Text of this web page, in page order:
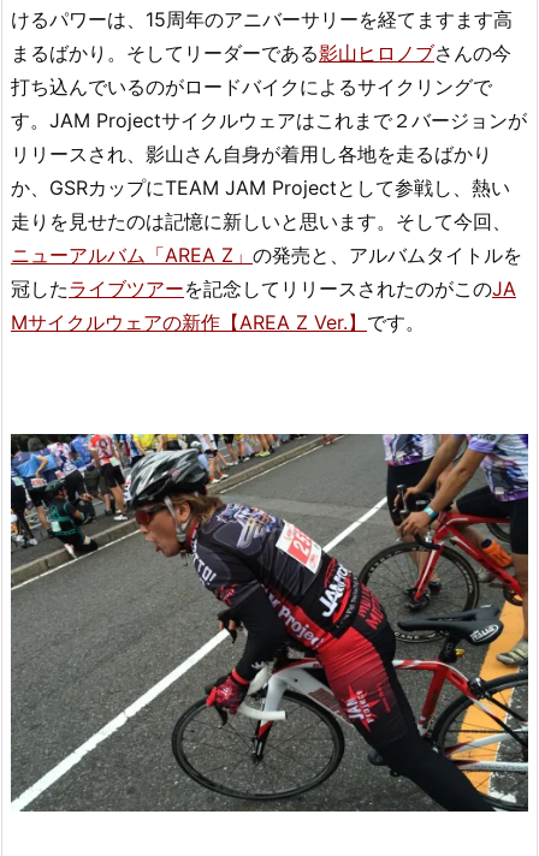
けるパワーは、15周年のアニバーサリーを経てますます高
まるばかり。そしてリーダーである影山ヒロノブさんの今
打ち込んでいるのがロードバイクによるサイクリングで
す。JAM Projectサイクルウェアはこれまで２バージョンが
リリースされ、影山さん自身が着用し各地を走るばかり
か、GSRカップにTEAM JAM Projectとして参戦し、熱い
走りを見せたのは記憶に新しいと思います。そして今回、
ニューアルバム「AREA Z」 の発売と、アルバムタイトルを
冠したライブツアーを記念してリリースされたのがこのJA
Mサイクルウェアの新作【AREA Z Ver.】 です。